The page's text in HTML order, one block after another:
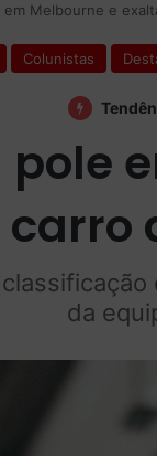
Melbourne e
Colunistas
da